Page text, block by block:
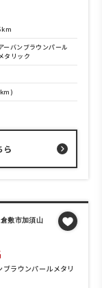
ーバンブラウンパール
タリック
ら
敷市加須山
ラウンパールメタリ